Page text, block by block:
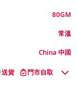
80GM
常溫
China 中國
送貨 門市自取